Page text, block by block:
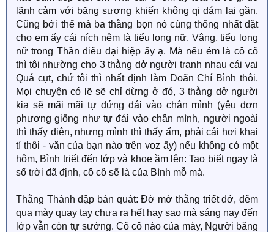
lãnh cảm với băng sương khiến không qi dám lại gần.
Cũng bởi thế mà ba thằng bọn nó cùng thống nhất đặt
cho em ấy cái ních nêm là tiểu long nữ. Vâng, tiểu long
nữ trong Thần điêu đại hiệp ấy ạ. Mà nếu ẻm là cô cô
thì tôi nhường cho 3 thằng dở người tranh nhau cái vai
Quá cụt, chứ tôi thì nhất định làm Doãn Chí Bình thôi.
Mọi chuyện có lẽ sẽ chỉ dừng ở đó, 3 thằng dở người
kia sẽ mãi mãi tự đứng đái vào chân mình (yêu đơn
phương giống như tự đái vào chân mình, người ngoài
thì thấy điên, nhưng mình thì thấy ấm, phải cái hơi khai
tí thôi - văn của bạn nào trên voz ấy) nếu không có một
hôm, Bình triết đến lớp và khoe ầm lên: Tao biết ngay là
số trời đã định, cô cô sẽ là của Bình mỗ mà.
Thằng Thành đập bàn quát: Đờ mờ thằng triết dở, đêm
qua mày quay tay chưa ra hết hay sao mà sáng nay đến
lớp vẫn còn tự sướng. Cô cô nào của mày, Người băng